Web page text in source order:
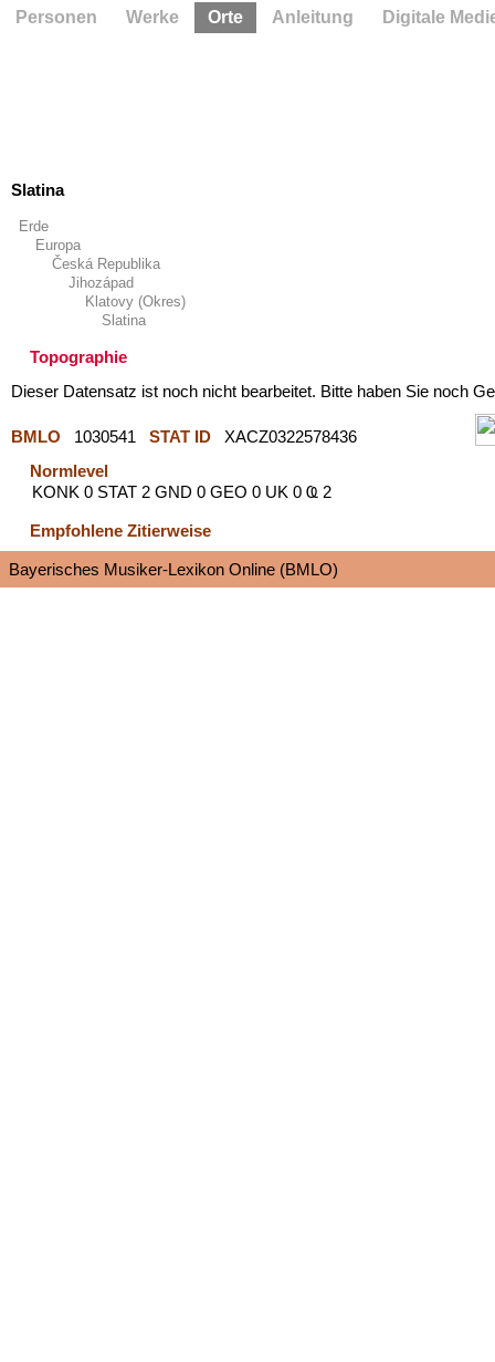
Slatina
Erde
Europa
Česká Republika
Jihozápad
Klatovy (Okres)
Slatina
Topographie
Dieser Datensatz ist noch nicht bearbeitet. Bitte haben Sie noch
BMLO 1030541 STAT ID
XACZ0322578436
Normlevel
KONK 0 STAT 2 GND 0 GEO 0 UK 0 Ҩ 2
Empfohlene Zitierweise
Bayerisches Musiker-Lexikon Online (BMLO)
Personen Werke Orte Anleitung Digitale